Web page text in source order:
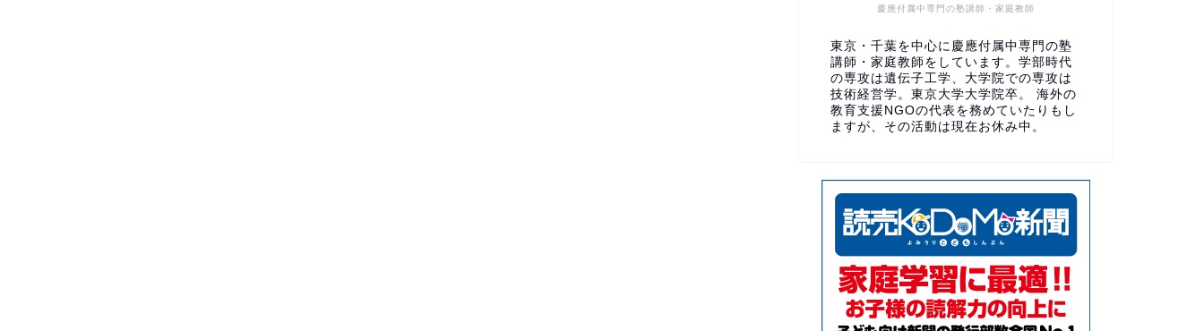
慶應付属中専門の塾講師・家庭教師
東京・千葉を中心に慶應付属中専門の塾
講師・家庭教師をしています。学部時代
の専攻は遺伝子工学、大学院での専攻は
技術経営学。東京大学大学院卒。 海外の
教育支援NGOの代表を務めていたりもし
ますが、その活動は現在お休み中。